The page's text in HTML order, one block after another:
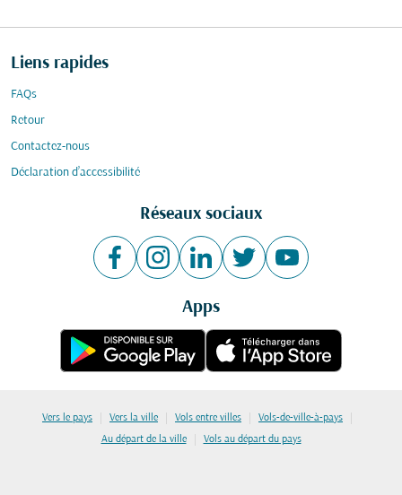
Liens rapides
FAQs
Retour
Contactez-nous
Déclaration d’accessibilité
Réseaux sociaux
Apps
Vers le pays | Vers la ville | Vols entre villes | Vols-de-ville-à-pays |
Au départ de la ville | Vols au départ du pays